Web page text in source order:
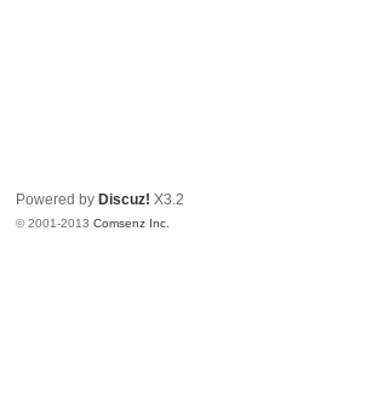
Powered by Discuz! X3.2
© 2001-2013Comsenz Inc.